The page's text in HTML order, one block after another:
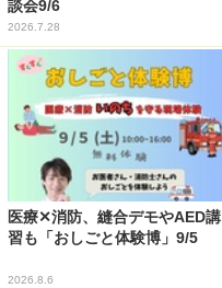
談会9/6
2026.7.28
医療✕消防、縫合デモやAED講
習も「おしごと体験博」9/5
2026.8.6